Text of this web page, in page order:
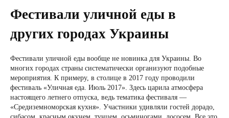
Фестивали уличной еды в
других городах Украины
Фестивали уличной еды вообще не новинка для Украины. Во
многих городах страны систематически организуют подобные
мероприятия. К примеру, в столице в 2017 году проводили
фестиваль «Уличная еда. Июль 2017». Здесь царила атмосфера
настоящего летнего отпуска, ведь тематика фестиваля —
«Средиземноморская кухня». Участники удивляли гостей дорадо,